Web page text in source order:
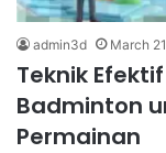
admin3d March
Teknik
Badminton
Permainan